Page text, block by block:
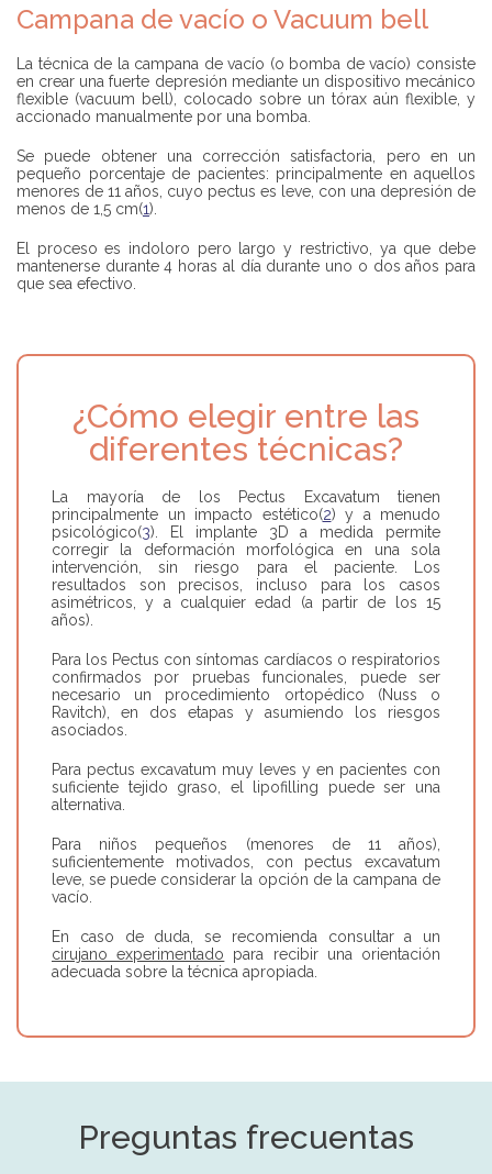
Campana de vacío o Vacuum bell
La técnica de la campana de vacío (o bomba de vacío) consiste
en crear una fuerte depresión mediante un dispositivo mecánico
flexible (vacuum bell), colocado sobre un tórax aún flexible, y
accionado manualmente por una bomba.
Se puede obtener una corrección satisfactoria, pero en un
pequeño porcentaje de pacientes: principalmente en aquellos
menores de 11 años, cuyo pectus es leve, con una depresión de
menos de 1,5 cm(1).
El proceso es indoloro pero largo y restrictivo, ya que debe
mantenerse durante 4 horas al día durante uno o dos años para
que sea efectivo.
¿Cómo elegir entre las
diferentes técnicas?
La mayoría de los Pectus Excavatum tienen
principalmente un impacto estético(2) y a menudo
psicológico(3). El implante 3D a medida permite
corregir la deformación morfológica en una sola
intervención, sin riesgo para el paciente. Los
resultados son precisos, incluso para los casos
asimétricos, y a cualquier edad (a partir de los 15
años).
Para los Pectus con síntomas cardíacos o respiratorios
confirmados por pruebas funcionales, puede ser
necesario un procedimiento ortopédico (Nuss o
Ravitch), en dos etapas y asumiendo los riesgos
asociados.
Para pectus excavatum muy leves y en pacientes con
suficiente tejido graso, el lipofilling puede ser una
alternativa.
Para niños pequeños (menores de 11 años),
suficientemente motivados, con pectus excavatum
leve, se puede considerar la opción de la campana de
vacío.
En caso de duda, se recomienda consultar a un
cirujano experimentado para recibir una orientación
adecuada sobre la técnica apropiada.
Preguntas frecuentas